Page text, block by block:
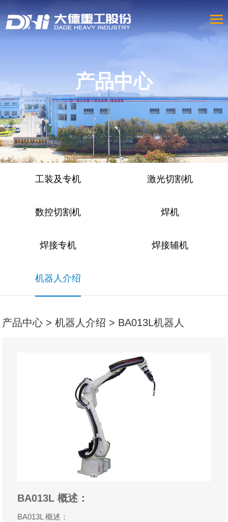
产品中心
工装及专机 激光切割机
数控切割机 焊机
焊接专机 焊接辅机
机器人介绍
产品中心 > 机器人介绍 > BA013L机器人
BA013L 概述：
BA013L 概述：